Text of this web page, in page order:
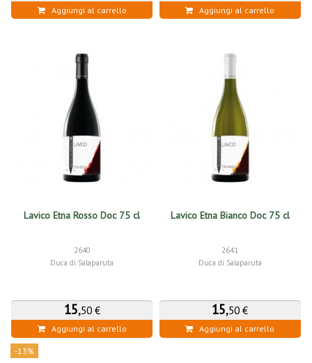
Aggiungi al carrello Aggiungi al carrello
Lavico Etna Rosso Doc 75 cl
2640
Duca di Salaparuta
15,50 €
Aggiungi al carrello
Lavico Etna Bianco Doc 75 cl
2641
Duca di Salaparuta
15,50 €
Aggiungi al carrello
-13%